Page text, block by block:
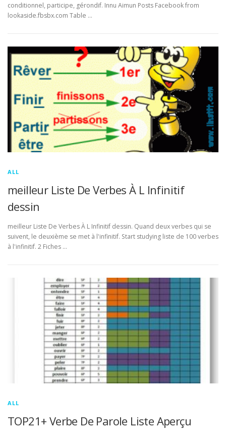
conditionnel, participe, gérondif. Innu Aimun Posts Facebook from
lookaside.fbsbx.com Table …
ALL
meilleur Liste De Verbes À L Infinitif
dessin
meilleur Liste De Verbes À L Infinitif dessin. Quand deux verbes qui se
suivent, le deuxième se met à l'infinitif. Start studying liste de 100 verbes
à l'infinitif. 2 Fiches …
ALL
TOP21+ Verbe De Parole Liste Aperçu